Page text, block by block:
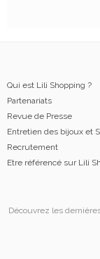
Qui est Lili Shopping ?
Partenariats
Revue de Presse
Entretien des bijoux et
Recrutement
Etre référencé sur Lili
Découvrez les